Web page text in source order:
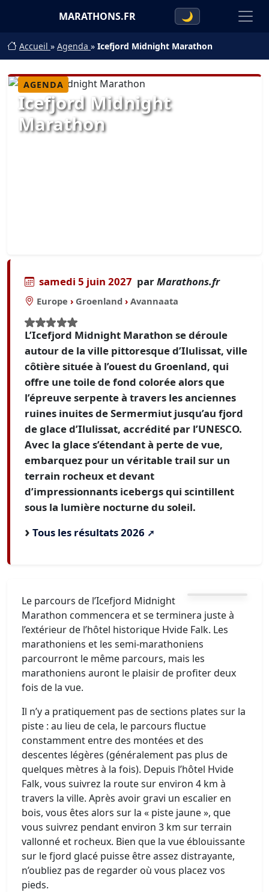
MARATHONS.FR 🌙
Accueil » Agenda » Icefjord Midnight Marathon
AGENDA
Icefjord Midnight
Marathon
samedi 5 juin 2027 parMarathons.fr
Europe › Groenland › Avannaata
L’Icefjord Midnight Marathon se déroule
autour de la ville pittoresque d’Ilulissat, ville
côtière située à l’ouest du Groenland, qui
offre une toile de fond colorée alors que
l’épreuve serpente à travers les anciennes
ruines inuites de Sermermiut jusqu’au fjord
de glace d’Ilulissat, accrédité par l’UNESCO.
Avec la glace s’étendant à perte de vue,
embarquez pour un véritable trail sur un
terrain rocheux et devant
d’impressionnants icebergs qui scintillent
sous la lumière nocturne du soleil.
Tous les résultats 2026
Le parcours de l’Icefjord Midnight
Marathon commencera et se terminera juste à
l’extérieur de l’hôtel historique Hvide Falk. Les
marathoniens et les semi-marathoniens
parcourront le même parcours, mais les
marathoniens auront le plaisir de profiter deux
fois de la vue.
Il n’y a pratiquement pas de sections plates sur la
piste : au lieu de cela, le parcours fluctue
constamment entre des montées et des
descentes légères (généralement pas plus de
quelques mètres à la fois). Depuis l’hôtel Hvide
Falk, vous suivrez la route sur environ 4 km à
travers la ville. Après avoir gravi un escalier en
bois, vous êtes alors sur la « piste jaune », que
vous suivrez pendant environ 3 km sur terrain
vallonné et rocheux. Bien que la vue éblouissante
sur le fjord glacé puisse être assez distrayante,
n’oubliez pas de regarder où vous placez vos
pieds.